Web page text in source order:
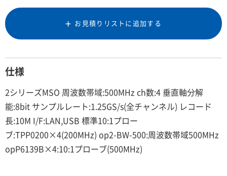
お見積りリストに追加する
仕様
2シリーズMSO 周波数帯域:500MHz ch数:4 垂直軸分解
能:8bit サンプルレート:1.25GS/s(全チャンネル) レコード
長:10M I/F:LAN,USB 標準10:1プロー
ブ:TPP0200×4(200MHz) op2-BW-500:周波数帯域500MHz
opP6139B×4:10:1プローブ(500MHz)